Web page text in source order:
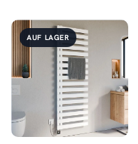
AUF LAGER